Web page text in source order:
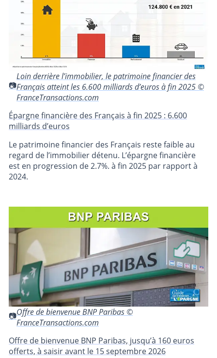
Loin derrière l’immobilier, le patrimoine financier des
Français atteint les 6.600 milliards d’euros à fin 2025 ©
FranceTransactions.com
Épargne financière des Français à fin 2025 : 6.600
milliards d’euros
Le patrimoine financier des Français reste faible au
regard de l’immobilier détenu. L’épargne financière
est en progression de 2.7%. à fin 2025 par rapport à
2024.
Offre de bienvenue BNP Paribas ©
FranceTransactions.com
Offre de bienvenue BNP Paribas, jusqu’à 160 euros
offerts, à saisir avant le 15 septembre 2026